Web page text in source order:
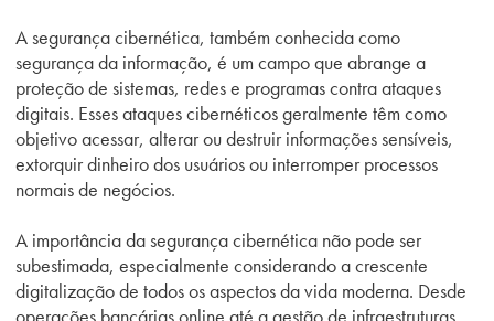
A segurança cibernética, também conhecida como
segurança da informação, é um campo que abrange a
proteção de sistemas, redes e programas contra ataques
digitais. Esses ataques cibernéticos geralmente têm como
objetivo acessar, alterar ou destruir informações sensíveis,
extorquir dinheiro dos usuários ou interromper processos
normais de negócios.
A importância da segurança cibernética não pode ser
subestimada, especialmente considerando a crescente
digitalização de todos os aspectos da vida moderna. Desde